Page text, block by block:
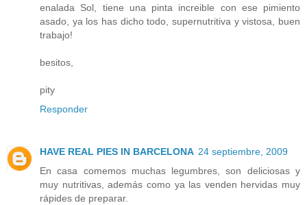
enalada Sol, tiene una pinta increible con ese pimiento
asado, ya los has dicho todo, supernutritiva y vistosa, buen
trabajo!
besitos,
pity
Responder
HAVE REAL PIES IN BARCELONA 24 septiembre, 2009
En casa comemos muchas legumbres, son deliciosas y
muy nutritivas, además como ya las venden hervidas muy
rápides de preparar.